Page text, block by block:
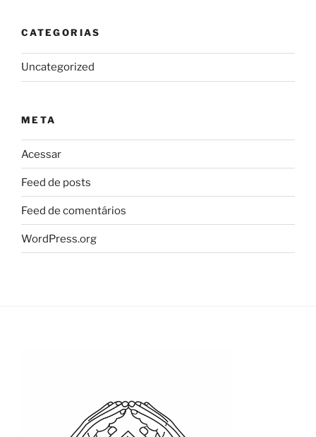
CATEGORIAS
Uncategorized
META
Acessar
Feed de posts
Feed de comentários
WordPress.org